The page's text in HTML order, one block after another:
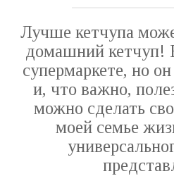
Лучше кетчупа
домашний кетчуп!
супермаркете, но
и, что важно,
можно сделать
моей семье